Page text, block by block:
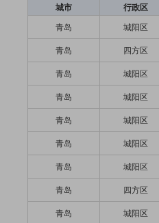
城市 行政区
青岛 城阳区
青岛
四方区
青岛
城阳区
青岛
城阳区
青岛
城阳区
青岛
城阳区
青岛
城阳区
青岛
四方区
青岛
城阳区